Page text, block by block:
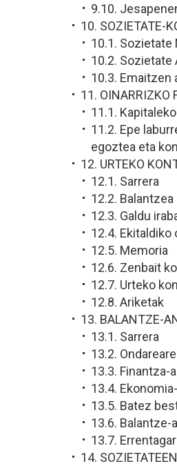
9.10.
10. SOZIETATE-
10.1. Sozietate
10.2. Sozietate
10.3. Emaitzen
11. OINARRIZKO
11.1.
11.2. Epe
egoztea eta
12. URTEKO
12.1. Sarrera
12.2. Balantzea
12.3. Galdu
12.4. Ekitaldiko
12.5. Memoria
12.6. Zenbait
12.7. Urteko
12.8. Ariketak
13. BALANTZE-
13.1. Sarrera
13.2.
13.3. Finantza-
13.4.
13.5. Batez
13.6. Balantze-
13.7.
14.